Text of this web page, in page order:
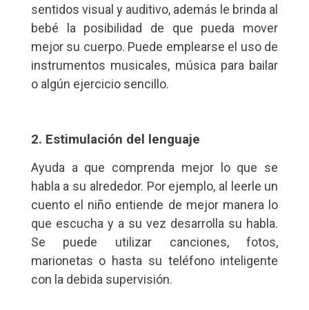
sentidos visual y auditivo, además le brinda al
bebé la posibilidad de que pueda mover
mejor su cuerpo. Puede emplearse el uso de
instrumentos musicales, música para bailar
o algún ejercicio sencillo.
2. Estimulación del lenguaje
Ayuda a que comprenda mejor lo que se
habla a su alrededor. Por ejemplo, al leerle un
cuento el niño entiende de mejor manera lo
que escucha y a su vez desarrolla su habla.
Se puede utilizar canciones, fotos,
marionetas o hasta su teléfono inteligente
con la debida supervisión.